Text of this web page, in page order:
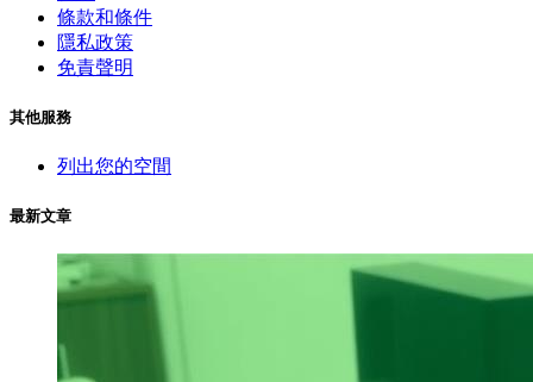
條款和條件
隱私政策
免責聲明
其他服務
列出您的空間
最新文章